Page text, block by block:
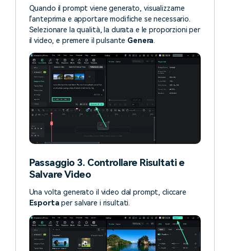
Quando il prompt viene generato, visualizzarne
l'anteprima e apportare modifiche se necessario.
Selezionare la qualità, la durata e le proporzioni per
il video, e premere il pulsante Genera.
Passaggio 3. Controllare Risultati e
Salvare Video
Una volta generato il video dal prompt, cliccare
Esporta per salvare i risultati.